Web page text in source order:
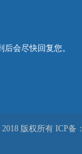
会尽快回复您。
版权所有 ICP备：